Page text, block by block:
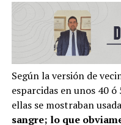
Según la versión de
esparcidas en unos 40
ellas se mostraban
sangre; lo que